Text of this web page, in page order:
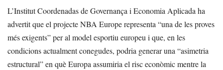
L’Institut Coordenadas de Governança i Economia Aplicada ha
advertit que el projecte NBA Europe representa “una de les proves
més exigents” per al model esportiu europeu i que, en les
condicions actualment conegudes, podria generar una “asimetria
estructural” en què Europa assumiria el risc econòmic mentre la